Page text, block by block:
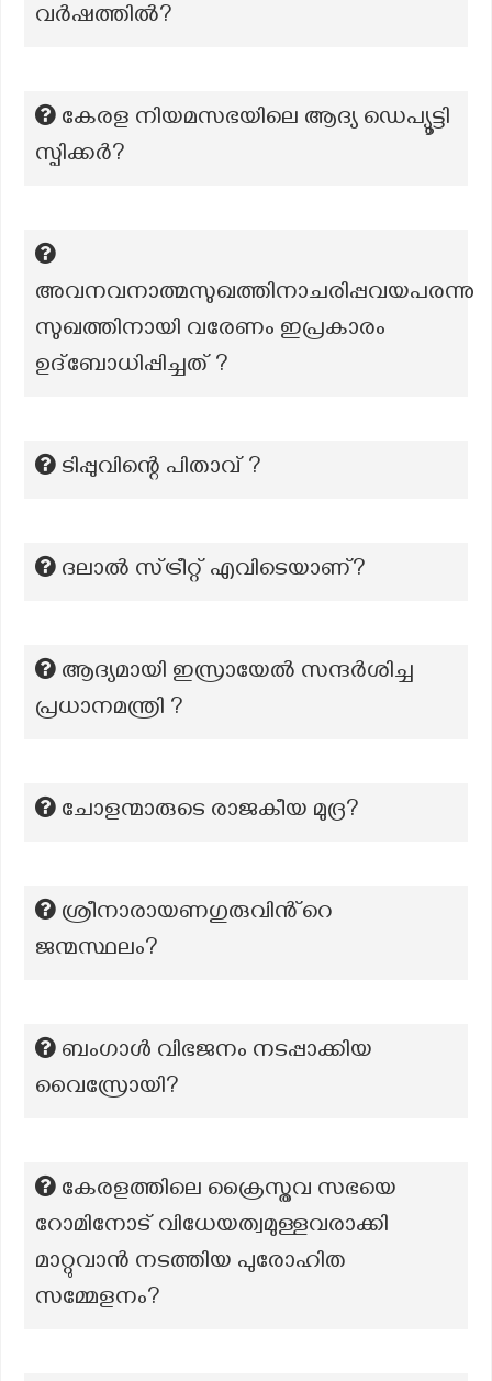
വർഷത്തിൽ?
കേരള നിയമസഭയിലെ ആദ്യ ഡെപ്യൂട്ടി
സ്പിക്കർ?
അവനവനാത്മസുഖത്തിനാചരിപ്പവയപരന്നു
സുഖത്തിനായി വരേണം ഇപ്രകാരം
ഉദ്ബോധിപ്പിച്ചത് ?
ടിപ്പുവിന്റെ പിതാവ് ?
ദലാൽ സ്ട്രീറ്റ് എവിടെയാണ്?
ആദ്യമായി ഇസ്രായേൽ സന്ദർശിച്ച
പ്രധാനമന്ത്രി ?
ചോളന്മാരുടെ രാജകീയ മുദ്ര?
ശ്രീനാരായണഗുരുവിൻ്റെ
ജന്മസ്ഥലം?
ബംഗാൾ വിഭജനം നടപ്പാക്കിയ
വൈസ്രോയി?
കേരളത്തിലെ ക്രൈസ്തവ സഭയെ
റോമിനോട് വിധേയത്വമുള്ളവരാക്കി
മാറ്റുവാൻ നടത്തിയ പുരോഹിത
സമ്മേളനം?